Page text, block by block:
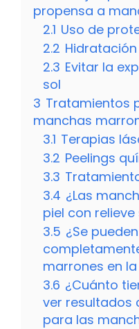
propensa a
2.1 Uso de
2.2
2.3 Evitar la
sol
3 Tratamientos
manchas
3.1 Terapias
3.2 Peelings
3.3
3.4 ¿Las
piel con
3.5 ¿Se
marrones en la
3.6 ¿Cuánto
ver resultados
para las